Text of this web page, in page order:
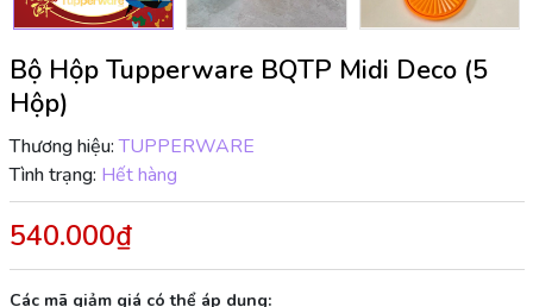
Bộ Hộp Tupperware BQTP Midi Deco (5
Hộp)
Thương hiệu: TUPPERWARE
Tình trạng: Hết hàng
540.000₫
Các mã giảm giá có thể áp dụng: